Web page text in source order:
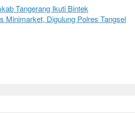
Tangerang Ikuti Bintek
Minimarket, Digulung Polres Tangsel